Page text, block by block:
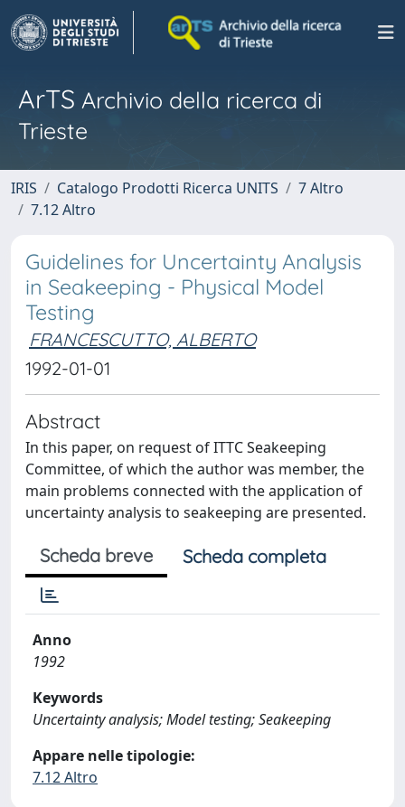
ArTS Archivio della ricerca di
Trieste
IRIS Catalogo Prodotti Ricerca UNITS
7 Altro
7.12 Altro
Guidelines for Uncertainty Analysis
in Seakeeping - Physical Model
Testing
FRANCESCUTTO, ALBERTO
1992-01-01
Abstract
In this paper, on request of ITTC Seakeeping
Committee, of which the author was member, the
main problems connected with the application of
uncertainty analysis to seakeeping are presented.
Scheda breve Scheda completa
Anno
1992
Keywords
Uncertainty analysis; Model testing; Seakeeping
Appare nelle tipologie:
7.12 Altro